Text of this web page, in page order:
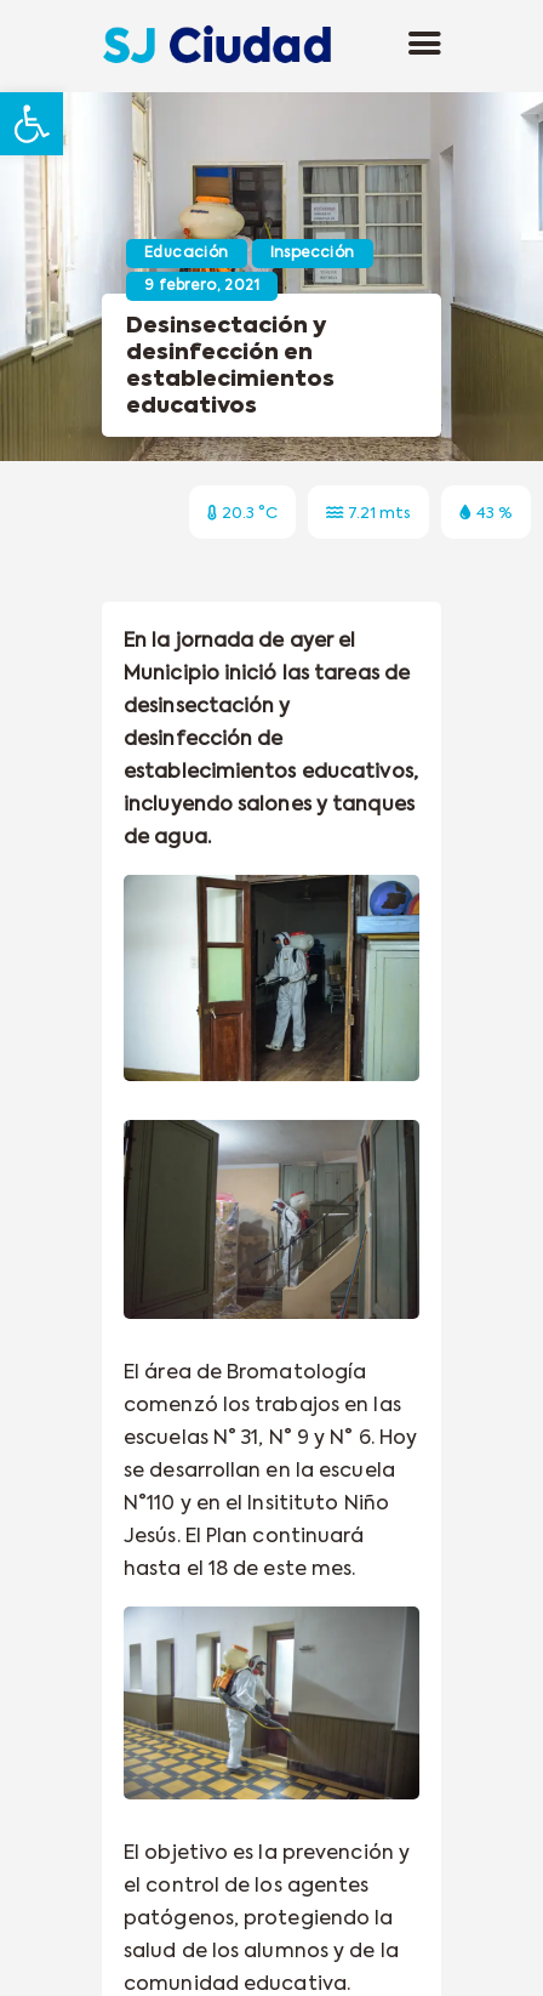
Abrir barra de herramientas
Educación Inspección
9 febrero, 2021
Desinsectación y
desinfección en
establecimientos
educativos
20.3 °C 7.21 mts 43 %
En la jornada de ayer el
Municipio inició las tareas de
desinsectación y
desinfección de
establecimientos educativos,
incluyendo salones y tanques
de agua.
El área de Bromatología
comenzó los trabajos en las
escuelas N° 31, N° 9 y N° 6. Hoy
se desarrollan en la escuela
N°110 y en el Insitituto Niño
Jesús. El Plan continuará
hasta el 18 de este mes.
El objetivo es la prevención y
el control de los agentes
patógenos, protegiendo la
salud de los alumnos y de la
comunidad educativa.